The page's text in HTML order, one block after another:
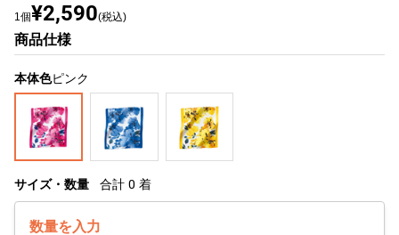
1個¥2,590(税込)
商品仕様
本体色ピンク
サイズ・数量 合計 0 着
数量を入力